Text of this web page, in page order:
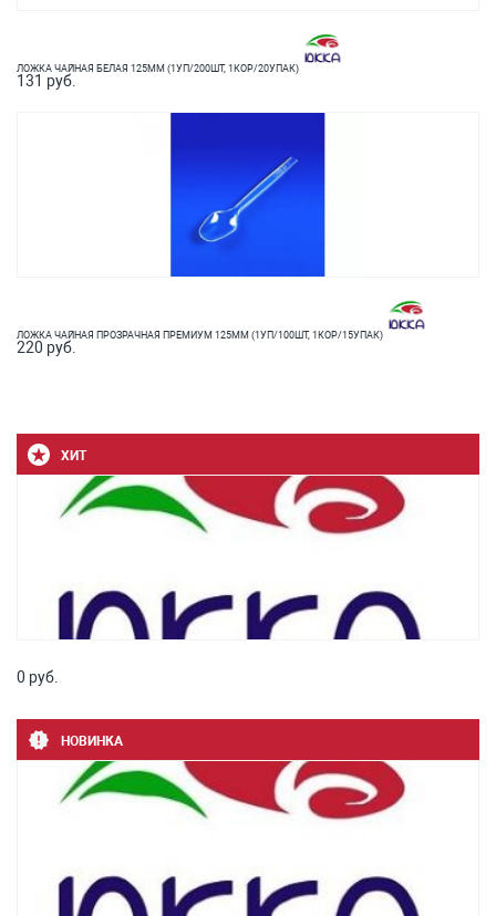
ЛОЖКА ЧАЙНАЯ БЕЛАЯ 125ММ (1УП/200ШТ, 1КОР/20УПАК)
131 руб.
ЛОЖКА ЧАЙНАЯ ПРОЗРАЧНАЯ ПРЕМИУМ 125ММ (1УП/100ШТ, 1КОР/15УПАК)
220 руб.
ХИТ
0 руб.
НОВИНКА